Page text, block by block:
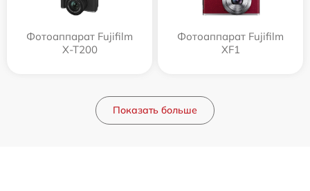
Фотоаппарат Fujifilm
X-T200
Фотоаппарат Fujifilm
XF1
Показать больше